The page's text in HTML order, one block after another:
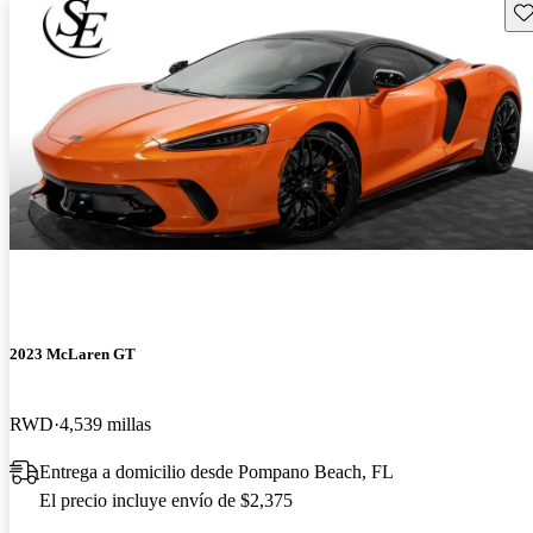
2023 McLaren GT
RWD 4,539 millas
Entrega a domicilio desde Pompano Beach, FL
El precio incluye envío de $2,375